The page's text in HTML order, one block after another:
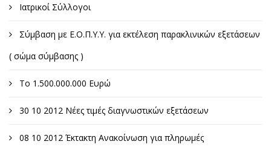
Ιατρικοί Σύλλογοι
Σύμβαση με Ε.Ο.Π.Υ.Υ. για εκτέλεση παρακλινικών εξετάσεων
( σώμα σύμβασης )
Το 1.500.000.000 Ευρώ
30 10 2012 Νέες τιμές διαγνωστικών εξετάσεων
08 10 2012 Έκτακτη Ανακοίνωση για πληρωμές